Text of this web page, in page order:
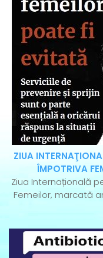
ZIUA
ÎMPOTRIVA
Ziua Internațională
Femeilor, marcată